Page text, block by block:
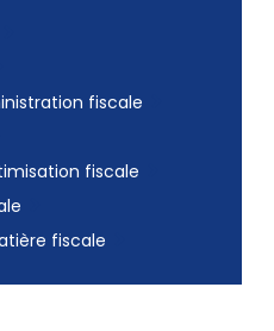
fiscale
fiscale
fiscale